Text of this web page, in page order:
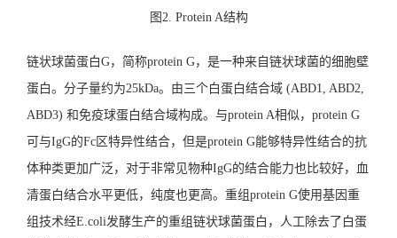
图2. Protein A结构
链状球菌蛋白G，简称protein G，是一种来自链状球菌的细胞壁
蛋白。分子量约为25kDa。由三个白蛋白结合域 (ABD1, ABD2,
ABD3) 和免疫球蛋白结合域构成。与protein A相似，protein G
可与IgG的Fc区特异性结合，但是protein G能够特异性结合的抗
体种类更加广泛，对于非常见物种IgG的结合能力也比较好，血
清蛋白结合水平更低，纯度也更高。重组protein G使用基因重
组技术经E.coli发酵生产的重组链状球菌蛋白，人工除去了白蛋